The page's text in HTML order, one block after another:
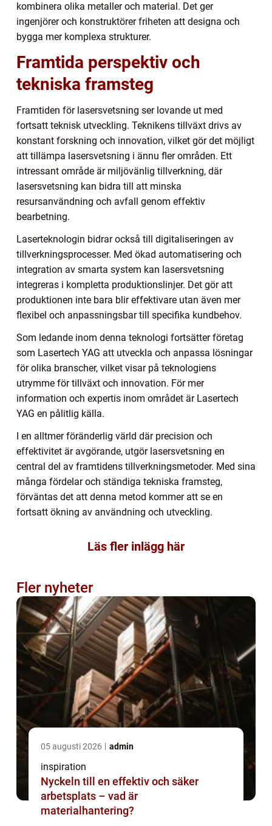
kombinera olika metaller och material. Det ger
ingenjörer och konstruktörer friheten att designa och
bygga mer komplexa strukturer.
Framtida perspektiv och
tekniska framsteg
Framtiden för lasersvetsning ser lovande ut med
fortsatt teknisk utveckling. Teknikens tillväxt drivs av
konstant forskning och innovation, vilket gör det möjligt
att tillämpa lasersvetsning i ännu fler områden. Ett
intressant område är miljövänlig tillverkning, där
lasersvetsning kan bidra till att minska
resursanvändning och avfall genom effektiv
bearbetning.
Laserteknologin bidrar också till digitaliseringen av
tillverkningsprocesser. Med ökad automatisering och
integration av smarta system kan lasersvetsning
integreras i kompletta produktionslinjer. Det gör att
produktionen inte bara blir effektivare utan även mer
flexibel och anpassningsbar till specifika kundbehov.
Som ledande inom denna teknologi fortsätter företag
som Lasertech YAG att utveckla och anpassa lösningar
för olika branscher, vilket visar på teknologiens
utrymme för tillväxt och innovation. För mer
information och expertis inom området är Lasertech
YAG en pålitlig källa.
I en alltmer föränderlig värld där precision och
effektivitet är avgörande, utgör lasersvetsning en
central del av framtidens tillverkningsmetoder. Med sina
många fördelar och ständiga tekniska framsteg,
förväntas det att denna metod kommer att se en
fortsatt ökning av användning och utveckling.
Läs fler inlägg här
Fler nyheter
05 augusti 2026 admin
inspiration
Nyckeln till en effektiv och säker
arbetsplats – vad är
materialhantering?